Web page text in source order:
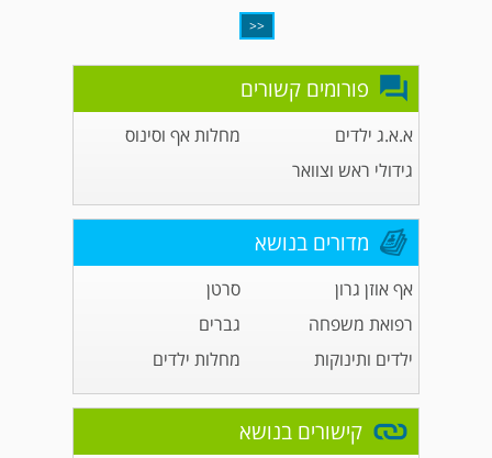
<<
פורומים קשורים
א.א.ג ילדים
מחלות אף וסינוס
גידולי ראש וצוואר
מדורים בנושא
אף אוזן גרון
סרטן
רפואת משפחה
גברים
ילדים ותינוקות
מחלות ילדים
קישורים בנושא